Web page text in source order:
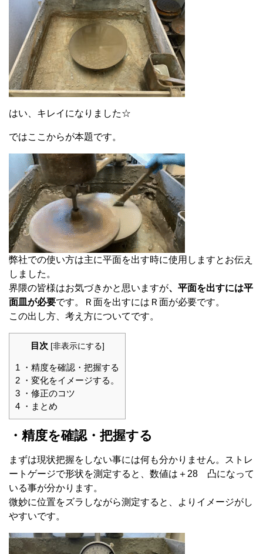
はい、キレイになりました☆
ではここからが本題です。
弊社での使い方は主に平面を出す時に使用しますとお伝え
しました。
界隈の皆様はお気づきかと思いますが、平面を出すには平
面皿が必要です。Ｒ面を出すにはＲ面が必要です。
この出し方、考え方についてです。
目次 [非表示にする]
1 ・精度を確認・把握する
2 ・変化をイメージする。
3 ・修正のコツ
4 ・まとめ
・精度を確認・把握する
まずは現状把握をしない事には何も分かりません。ストレ
ートゲージで形状を測定すると、数値は＋28 凸になって
いる事が分かります。
微妙に位置をズラしながら測定すると、よりイメージがし
やすいです。